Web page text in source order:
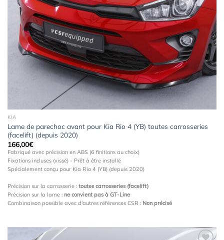
Ajouter
wishlist
KIA
Lame de parechoc avant pour Kia Rio 4 (YB) toutes carrosseries
(facelift) (depuis 2020)
166,00€
Fabriqué avec précision en ABS (6 finitions au choix)
Fixations incluses (vissé) - Prêt à être installé
Spécialement conçu pour Kia Rio 4 (YB) (depuis 2020)
Précision sur la carrosserie : toutes carrosseries (facelift)
Précision sur la lame : ne convient pas à GT-Line
Combinaison possible avec d'autres références CSR : Non précisé